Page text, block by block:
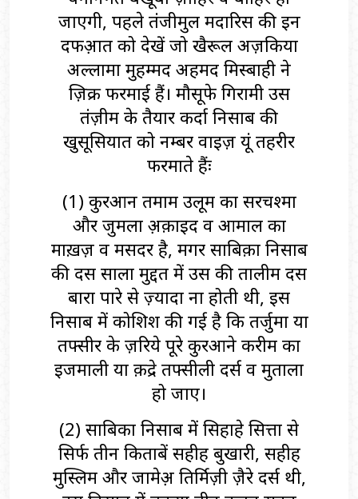
जाएगी, पहले तंजीमुल मदारिस की इन
दफअ़ात को देखें जो खैरूल अज़किया
अल्लामा मुहम्मद अहमद मिस्बाही ने
ज़िक्र फरमाई हैं। मौसूफे गिरामी उस
तंज़ीम के तैयार कर्दा निसाब की
खुसूसियात को नम्बर वाइज़ यूं तहरीर
फरमाते हैंः
(1) कुरआन तमाम उलूम का सरचश्मा
और जुमला अ़क़ाइद व आमाल का
माख़ज़ व मसदर है, मगर साबिक़ा निसाब
की दस साला मुद्दत में उस की तालीम दस
बारा पारे से ज़्यादा ना होती थी, इस
निसाब में कोशिश की गई है कि तर्जुमा या
तफ्सीर के ज़रिये पूरे कुरआने करीम का
इजमाली या क़द्रे तफ्सीली दर्स व मुताला
हो जाए।
(2) साबिका निसाब में सिहाहे सित्ता से
सिर्फ तीन किताबें सहीह बुखारी, सहीह
मुस्लिम और जामेअ़ तिर्मिज़ी ज़ैरे दर्स थी,